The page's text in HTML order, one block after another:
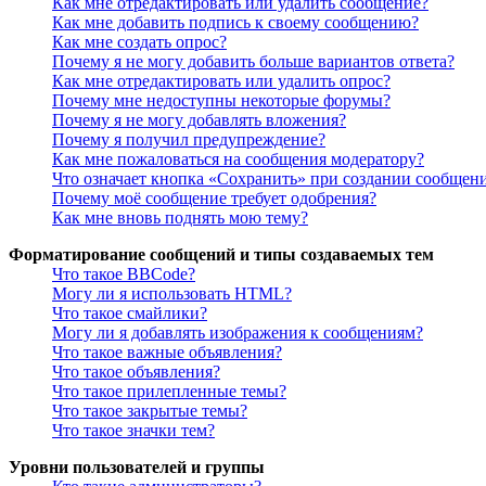
Как мне добавить подпись к своему сообщению?
Как мне создать опрос?
Почему я не могу добавить больше вариантов ответа?
Как мне отредактировать или удалить опрос?
Почему мне недоступны некоторые форумы?
Почему я не могу добавлять вложения?
Почему я получил предупреждение?
Как мне пожаловаться на сообщения модератору?
Что означает кнопка «Сохранить» при создании
Почему моё сообщение требует одобрения?
Как мне вновь поднять мою тему?
Форматирование сообщений и типы создаваемых тем
Что такое BBCode?
Могу ли я использовать HTML?
Что такое смайлики?
Могу ли я добавлять изображения к сообщениям?
Что такое важные объявления?
Что такое объявления?
Что такое прилепленные темы?
Что такое закрытые темы?
Что такое значки тем?
Уровни пользователей и группы